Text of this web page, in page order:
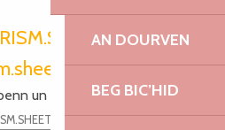
AN DOURVEN
BEG BIC’HID
un eur